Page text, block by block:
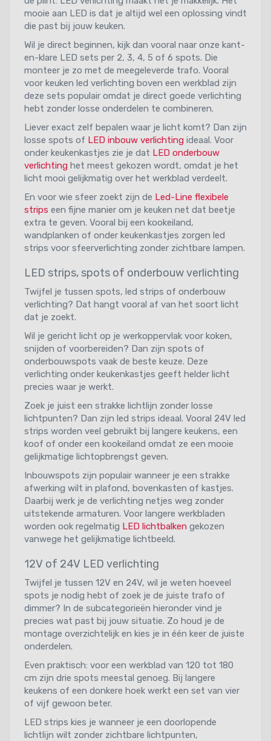
mooie aan LED is dat je altijd wel een oplossing vindt
die past bij jouw keuken.
Wil je direct beginnen, kijk dan vooral naar onze kant-
en-klare LED sets per 2, 3, 4, 5 of 6 spots. Die
monteer je zo met de meegeleverde trafo. Vooral
voor keuken led verlichting boven een werkblad zijn
deze sets populair omdat je direct goede verlichting
hebt zonder losse onderdelen te combineren.
Liever exact zelf bepalen waar je licht komt? Dan zijn
losse spots of LED inbouw verlichting ideaal. Voor
onder keukenkastjes zie je dat LED onderbouw
verlichting het meest gekozen wordt, omdat je het
licht mooi gelijkmatig over het werkblad verdeelt.
En voor wie sfeer zoekt zijn de Led-Line flexibele
strips een fijne manier om je keuken net dat beetje
extra te geven. Vooral bij een kookeiland,
wandplanken of onder keukenkastjes zorgen led
strips voor sfeerverlichting zonder zichtbare lampen.
LED strips, spots of onderbouw verlichting
Twijfel je tussen spots, led strips of onderbouw
verlichting? Dat hangt vooral af van het soort licht
dat je zoekt.
Wil je gericht licht op je werkoppervlak voor koken,
snijden of voorbereiden? Dan zijn spots of
onderbouwspots vaak de beste keuze. Deze
verlichting onder keukenkastjes geeft helder licht
precies waar je werkt.
Zoek je juist een strakke lichtlijn zonder losse
lichtpunten? Dan zijn led strips ideaal. Vooral 24V led
strips worden veel gebruikt bij langere keukens, een
koof of onder een kookeiland omdat ze een mooie
gelijkmatige lichtopbrengst geven.
Inbouwspots zijn populair wanneer je een strakke
afwerking wilt in plafond, bovenkasten of kastjes.
Daarbij werk je de verlichting netjes weg zonder
uitstekende armaturen. Voor langere werkbladen
worden ook regelmatig LED lichtbalken gekozen
vanwege het gelijkmatige lichtbeeld.
12V of 24V LED verlichting
Twijfel je tussen 12V en 24V, wil je weten hoeveel
spots je nodig hebt of zoek je de juiste trafo of
dimmer? In de subcategorieën hieronder vind je
precies wat past bij jouw situatie. Zo houd je de
montage overzichtelijk en kies je in één keer de juiste
onderdelen.
Even praktisch: voor een werkblad van 120 tot 180
cm zijn drie spots meestal genoeg. Bij langere
keukens of een donkere hoek werkt een set van vier
of vijf gewoon beter.
LED strips kies je wanneer je een doorlopende
lichtlijn wilt zonder zichtbare lichtpunten,